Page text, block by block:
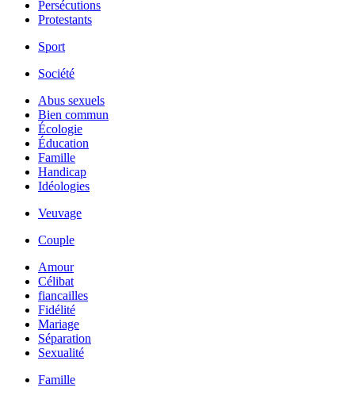
Persécutions
Protestants
Sport
Société
Abus sexuels
Bien commun
Écologie
Éducation
Famille
Handicap
Idéologies
Veuvage
Couple
Amour
Célibat
fiancailles
Fidélité
Mariage
Séparation
Sexualité
Famille